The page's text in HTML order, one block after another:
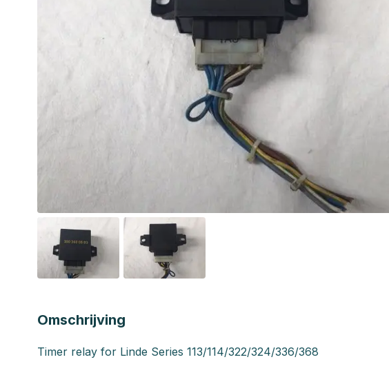
Omschrijving
Timer relay for Linde Series 113/114/322/324/336/368